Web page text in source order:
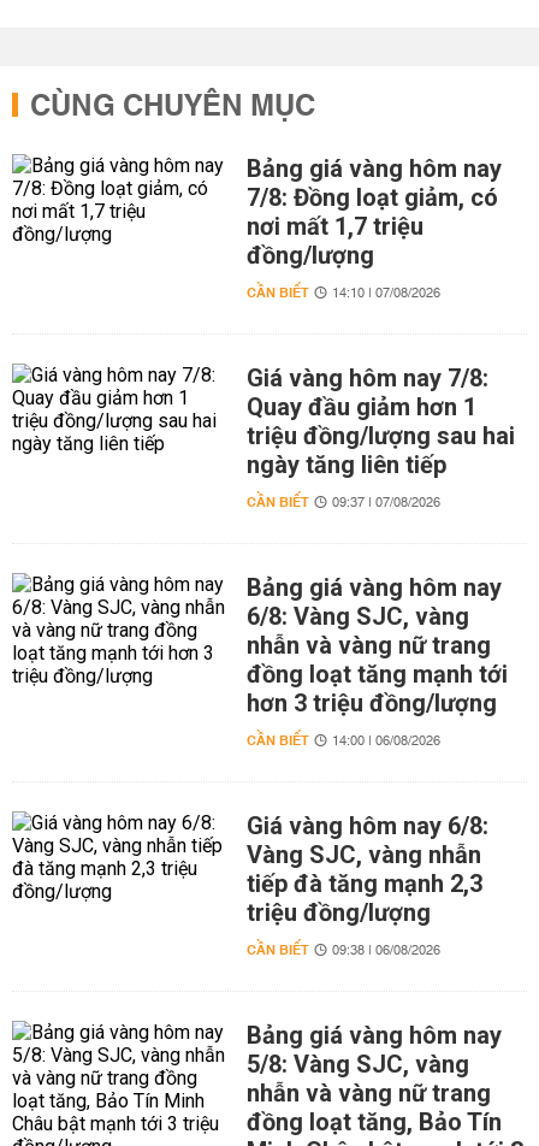
CÙNG CHUYÊN MỤC
Bảng giá vàng hôm nay
7/8: Đồng loạt giảm, có
nơi mất 1,7 triệu
đồng/lượng
CẦN BIẾT 14:10 | 07/08/2026
Giá vàng hôm nay 7/8:
Quay đầu giảm hơn 1
triệu đồng/lượng sau hai
ngày tăng liên tiếp
CẦN BIẾT 09:37 | 07/08/2026
Bảng giá vàng hôm nay
6/8: Vàng SJC, vàng
nhẫn và vàng nữ trang
đồng loạt tăng mạnh tới
hơn 3 triệu đồng/lượng
CẦN BIẾT 14:00 | 06/08/2026
Giá vàng hôm nay 6/8:
Vàng SJC, vàng nhẫn
tiếp đà tăng mạnh 2,3
triệu đồng/lượng
CẦN BIẾT 09:38 | 06/08/2026
Bảng giá vàng hôm nay
5/8: Vàng SJC, vàng
nhẫn và vàng nữ trang
đồng loạt tăng, Bảo Tín